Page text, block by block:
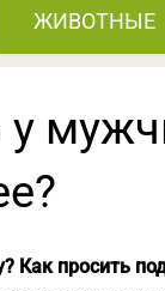
ЖИВОТНЫЕ
у
Как просить